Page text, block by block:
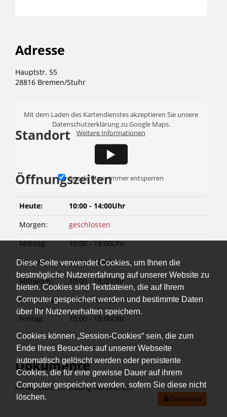
Diese Seite verwendet Cookies, um Ihnen die
bestmögliche Nutzererfahrung auf unserer Website zu
bieten. Cookies sind Textdateien, die auf Ihrem
Computer gespeichert werden und bestimmte Daten
über Ihr Nutzerverhalten speichern.
Cookies können „Session-Cookies“ sein, die zum
Ende Ihres Besuches auf unserer Webseite
automatisch gelöscht werden oder persistente
Cookies, die für eine gewisse Dauer auf ihrem
Computer gespeichert werden, sofern Sie diese nicht
löschen.
Adresse
Hauptstr. 55
28816 Bremen/Stuhr
Standort
Mit dem Laden des Kartendienstes akzeptieren Sie unsere
Datenschutzerklärung zu Google Maps.
Weitere Informationen
Google Maps immer entsperren
Öffnungszeiten
Heute:
10:00 - 14:00Uhr
Morgen:
geschlossen
Montag:
10:00 - 18:00Uhr
Dienstag:
10:00 - 18:00Uhr
Mittwoch:
10:00 - 18:00Uhr
Donnerstag:
10:00 - 18:00Uhr
Freitag:
10:00 - 18:00Uhr
Dokumente
Anfahrtsbeschreibung HD Bremen
Download